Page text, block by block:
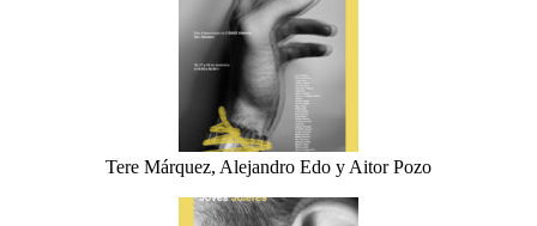
Tere Márquez, Alejandro Edo y Aitor Pozo